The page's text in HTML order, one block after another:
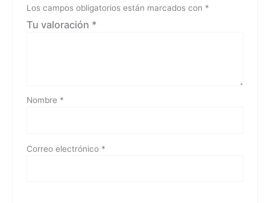
Los campos obligatorios están marcados con *
Tu valoración *
Nombre *
Correo electrónico *